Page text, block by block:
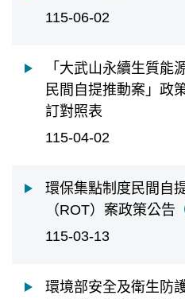
115-06-02
「大武山永續生質能
民間自提推動案」政
訂對照表
115-04-02
環保集點制度民間自
（ROT）案政策公告
115-03-13
環境部安全及衛生防